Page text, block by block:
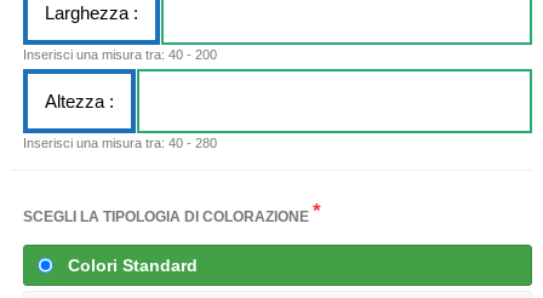
Larghezza :
Inserisci una misura tra: 40 - 200
Altezza :
Inserisci una misura tra: 40 - 280
SCEGLI LA TIPOLOGIA DI COLORAZIONE *
Colori Standard